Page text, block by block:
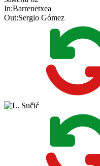
In:Barrenetxea
Out:Sergio Gómez